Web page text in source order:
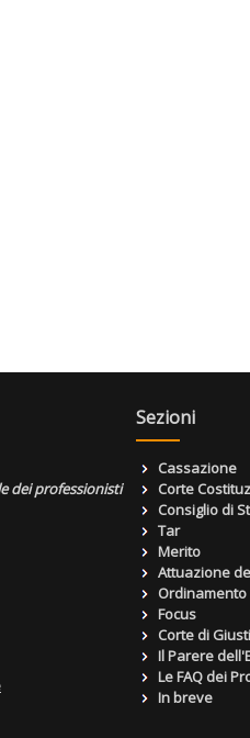
dei professionisti
Sezioni
Cassazione
Corte
Consiglio di
Tar
Merito
Attuazione
Focus
Corte di
Il Parere
Le FAQ dei
In breve